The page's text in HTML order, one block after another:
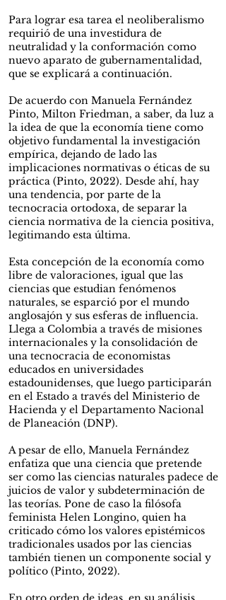
Para lograr esa tarea el neoliberalismo
requirió de una investidura de
neutralidad y la conformación como
nuevo aparato de gubernamentalidad,
que se explicará a continuación.
De acuerdo con Manuela Fernández
Pinto, Milton Friedman, a saber, da luz a
la idea de que la economía tiene como
objetivo fundamental la investigación
empírica, dejando de lado las
implicaciones normativas o éticas de su
práctica (Pinto, 2022). Desde ahí, hay
una tendencia, por parte de la
tecnocracia ortodoxa, de separar la
ciencia normativa de la ciencia positiva,
legitimando esta última.
Esta concepción de la economía como
libre de valoraciones, igual que las
ciencias que estudian fenómenos
naturales, se esparció por el mundo
anglosajón y sus esferas de influencia.
Llega a Colombia a través de misiones
internacionales y la consolidación de
una tecnocracia de economistas
educados en universidades
estadounidenses, que luego participarán
en el Estado a través del Ministerio de
Hacienda y el Departamento Nacional
de Planeación (DNP).
A pesar de ello, Manuela Fernández
enfatiza que una ciencia que pretende
ser como las ciencias naturales padece de
juicios de valor y subdeterminación de
las teorías. Pone de caso la filósofa
feminista Helen Longino, quien ha
criticado cómo los valores epistémicos
tradicionales usados por las ciencias
también tienen un componente social y
político (Pinto, 2022).